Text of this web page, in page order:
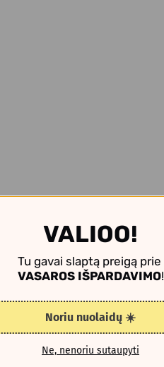
VALIOO!
Tu gavai slaptą preigą prie
VASAROS IŠPARDAVIMO!
Noriu nuolaidų ☀️
Ne, nenoriu sutaupyti